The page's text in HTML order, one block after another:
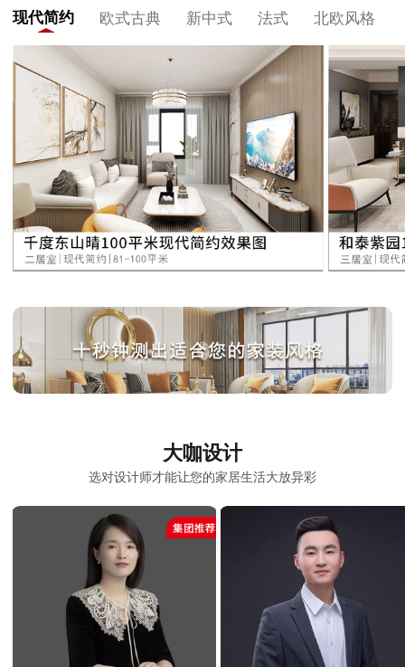
现代简约 欧式古典 新中式 法式 北欧风格
大咖设计
选对设计师才能让您的家居生活大放异彩